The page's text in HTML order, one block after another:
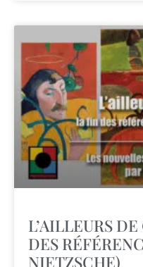
L’AILLEURS
DES
NIETZSCHE)